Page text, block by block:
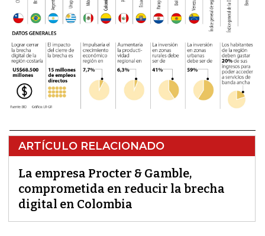
ARTÍCULO RELACIONADO
La empresa Procter & Gamble,
comprometida en reducir la brecha
digital en Colombia